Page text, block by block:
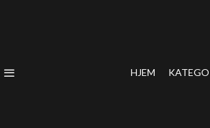
HJEM